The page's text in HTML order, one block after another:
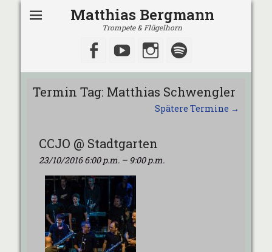
Matthias Bergmann
Trompete & Flügelhorn
Facebook
YouTubeInstagram
Termin Tag: Matthias Schwengler
Spätere Termine →
CCJO @ Stadtgarten
23/10/2016 6:00 p.m. – 9:00 p.m.